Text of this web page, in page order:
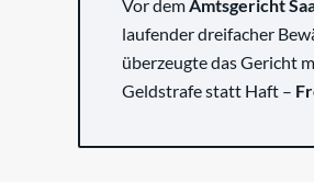
Vor dem Amtsgericht
laufender dreifacher
überzeugte das Gericht
Geldstrafe statt Haft –